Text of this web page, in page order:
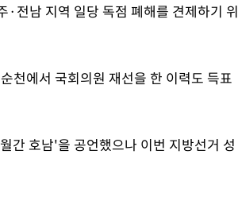
전남 지역 일당 독점 폐해를 견제하기 위
천에서 국회의원 재선을 한 이력도 득표
간 호남'을 공언했으나 이번 지방선거 성